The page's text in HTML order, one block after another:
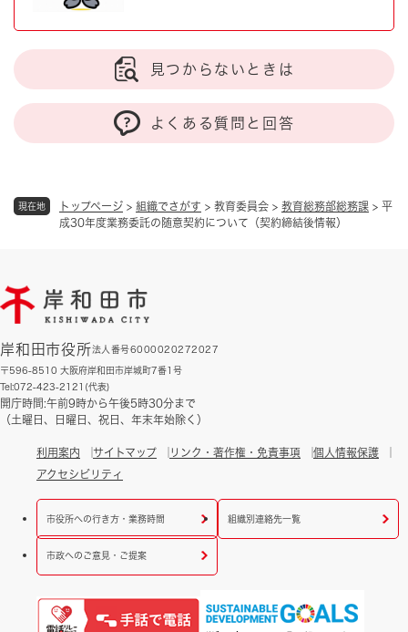
現在地 トップページ > 組織でさがす > 教育委員会 > 教育総務部総務課 > 平
成30年度業務委託の随意契約について（契約締結後情報）
見つからないときは
よくある質問と回答
岸和田市役所法人番号6000020272027
〒596-8510 大阪府岸和田市岸城町7番1号
Tel:072-423-2121(代表)
開庁時間:午前9時から午後5時30分まで
（土曜日、日曜日、祝日、年末年始除く）
利用案内 サイトマップ リンク・著作権・免責事項
個人情報保護
アクセシビリティ
市役所への行き方・業務時間 組織別連絡先一覧
市政へのご意見・ご提案